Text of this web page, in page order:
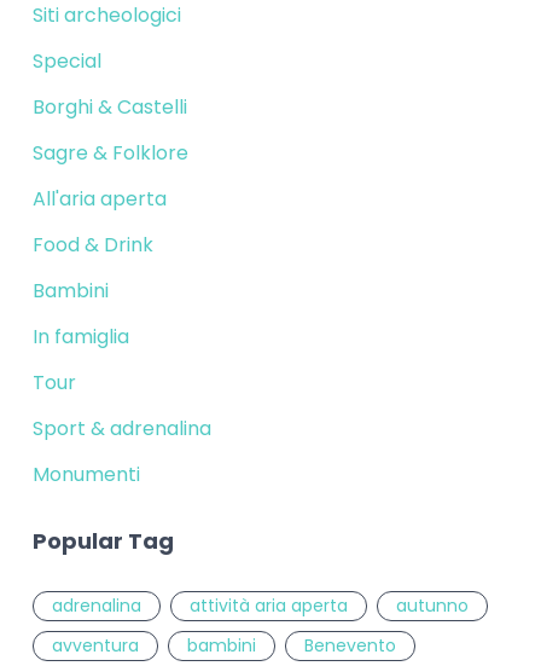
Siti archeologici
Special
Borghi & Castelli
Sagre & Folklore
All'aria aperta
Food & Drink
Bambini
In famiglia
Tour
Sport & adrenalina
Monumenti
Popular Tag
adrenalina attività aria aperta
autunno
avventura
bambini
Benevento